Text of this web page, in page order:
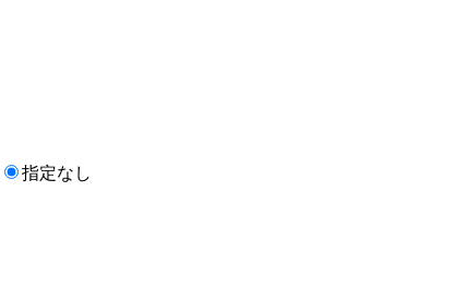
指定なし